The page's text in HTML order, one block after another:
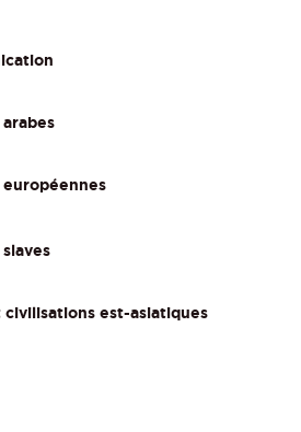
est-asiatiques